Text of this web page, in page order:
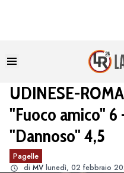
UDINESE-
"Fuoco amico" 6
"Dannoso" 4,5
Pagelle
di MV lunedì, 02 febbraio